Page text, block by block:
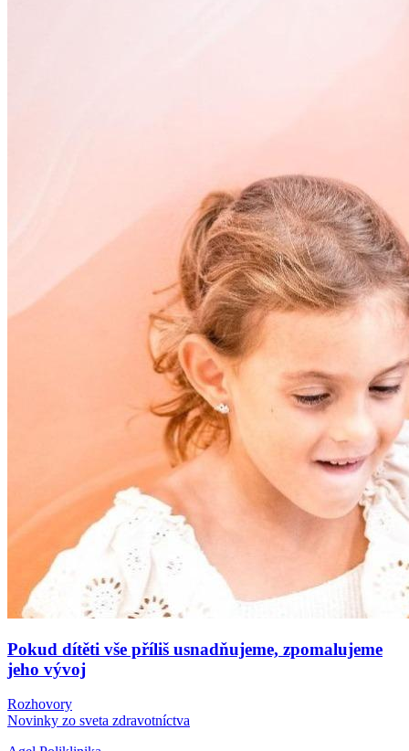
Pokud dítěti vše příliš usnadňujeme, zpomalujeme
jeho vývoj
Rozhovory
Novinky zo sveta zdravotníctva